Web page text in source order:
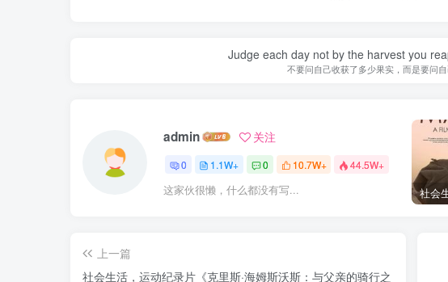
Judge each day not by the harvest you
不要问自己收获了多少果实，而是要问
admin 关注
0 1.1W+ 0 10.7W+ 44.5W+
这家伙很懒，什么都没有写...
上一篇
社会生活，运动纪录片《克里斯·海姆斯沃斯：与父亲的骑行之